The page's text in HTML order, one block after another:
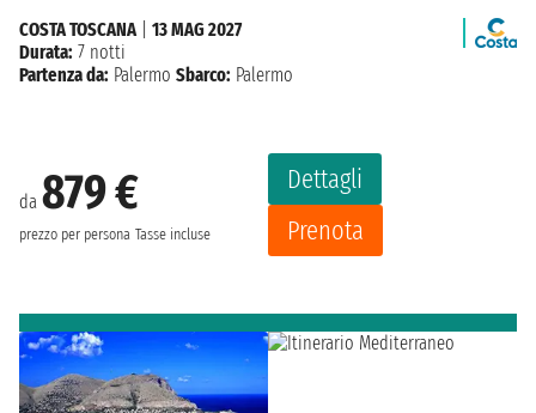
da 879 €
prezzo per persona Tasse incluse
Dettagli
Prenota
COSTA TOSCANA| 13 MAG 2027
Durata: 7 notti
Partenza da: Palermo Sbarco: Palermo